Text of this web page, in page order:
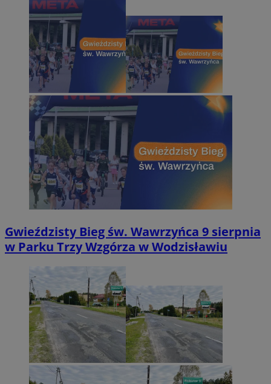
Gwieździsty Bieg św. Wawrzyńca 9 sierpnia
w Parku Trzy Wzgórza w Wodzisławiu